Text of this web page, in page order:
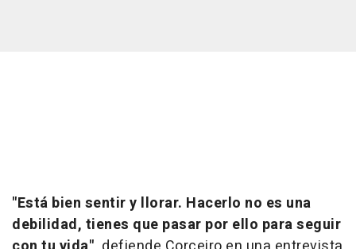
"Está bien sentir y llorar. Hacerlo no es una
debilidad, tienes que pasar por ello para seguir